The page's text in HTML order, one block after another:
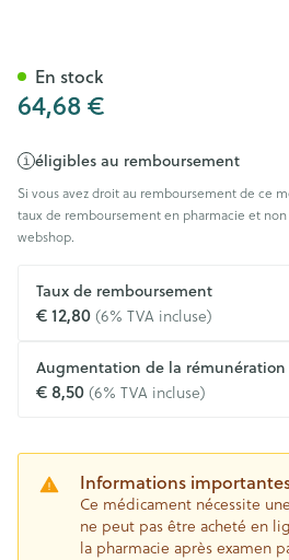
64,68 €
éligibles au remboursement
Si vous avez droit au remboursement de ce
taux de remboursement en pharmacie et
webshop.
Taux de remboursement
€ 12,80(6% TVA incluse)
Augmentation de la rémunération
€ 8,50(6% TVA incluse)
Informations
Ce médicament nécessite
ne peut pas être acheté en
la pharmacie après examen
En stock